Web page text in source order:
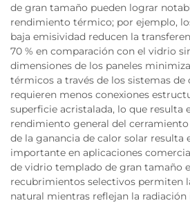
de gran tamaño pueden lograr
rendimiento térmico; por ejemplo,
baja emisividad reducen la
70 % en comparación con el vidrio
dimensiones de los paneles
térmicos a través de los sistemas de
requieren menos conexiones
superficie acristalada, lo que resulta
rendimiento general del
de la ganancia de calor solar resulta
importante en aplicaciones
de vidrio templado de gran tamaño
recubrimientos selectivos permiten
natural mientras reflejan la radiación